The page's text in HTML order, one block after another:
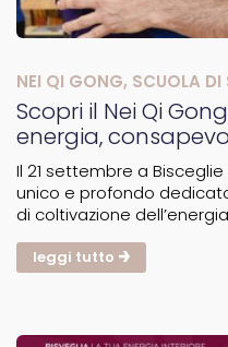
Scopri il Nei Qi
energia,
trasformazione
NEI QI GONG, SCUOLA DI
Il 21 settembre a
unico e profondo
di coltivazione
la quale si praticherà lo
leggi tutto